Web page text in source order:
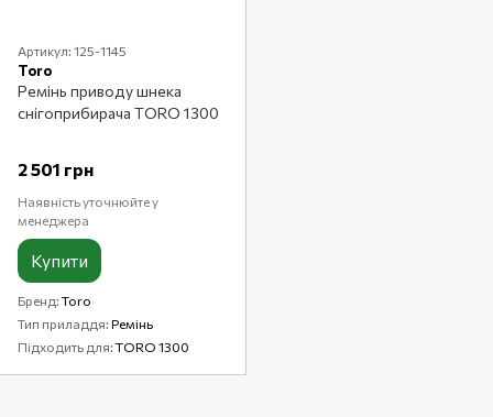
Артикул: 125-1145
Toro
Ремінь приводу шнека
снігоприбирача TORO 1300
2 501 грн
Наявність уточнюйте у
менеджера
Купити
Бренд Toro
Тип приладдя Ремінь
Підходить для TORO 1300